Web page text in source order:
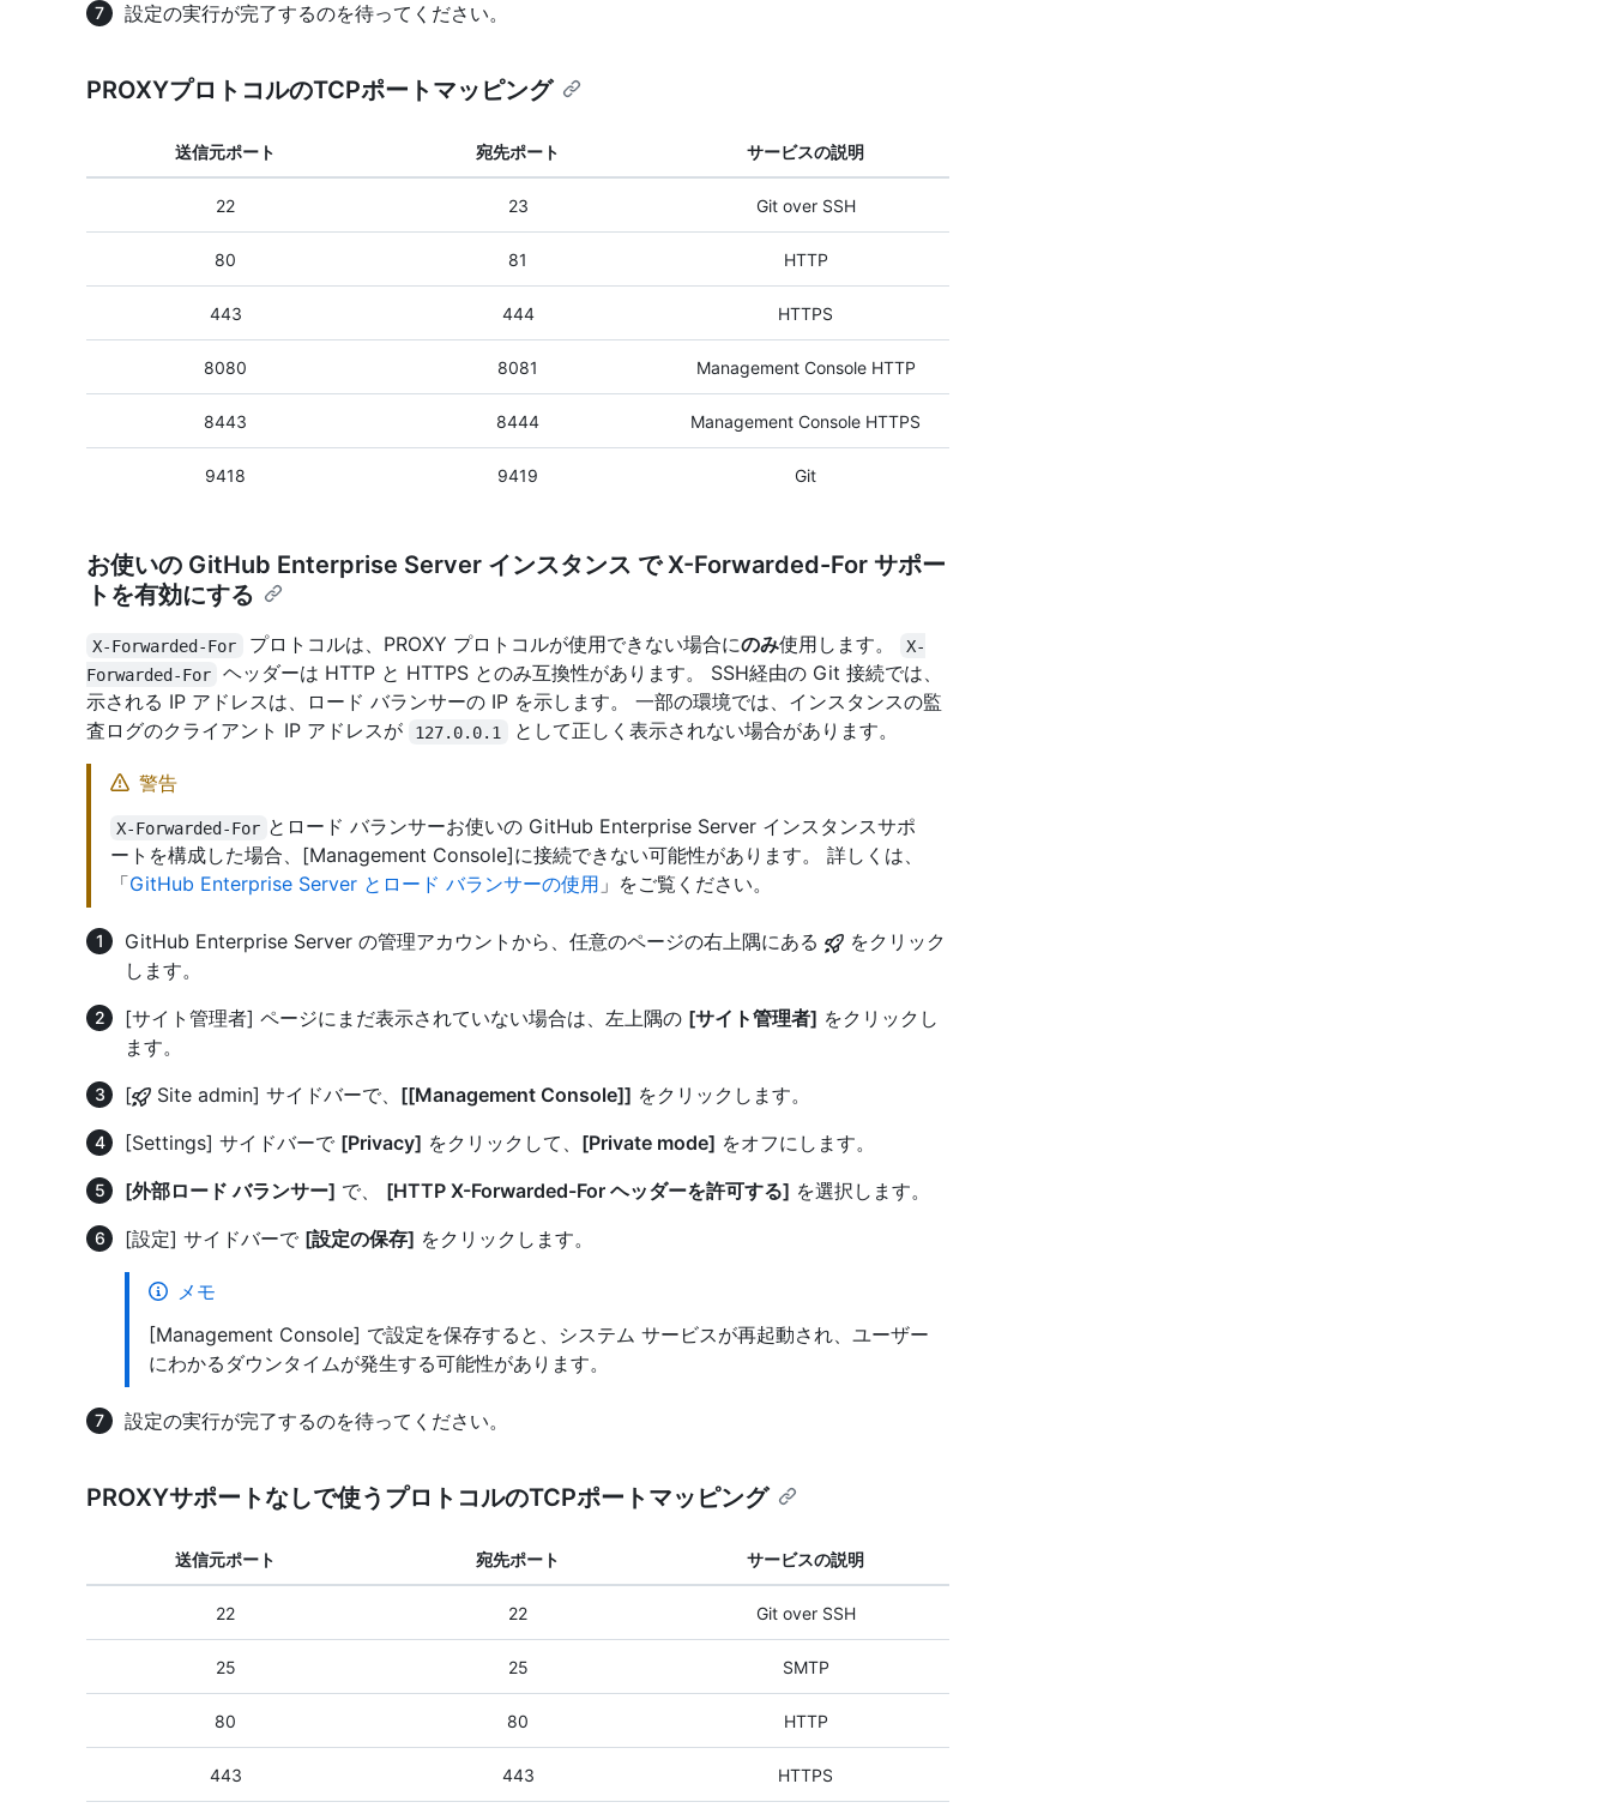
設定の実行が完了するのを待ってください。
PROXYプロトコルのTCPポートマッピング
送信元ポート 宛先ポート サービスの説明
22 23 Git over SSH
80 81 HTTP
443 444 HTTPS
8080 8081 Management Console HTTP
8443 8444 Management Console HTTPS
9418 9419 Git
お使いの GitHub Enterprise Server インスタンス で X-Forwarded-For サポー
トを有効にする
X-Forwarded-For プロトコルは、PROXY プロトコルが使用できない場合にのみ使用します。
X-
Forwarded-For
ヘッダーは HTTP と HTTPS とのみ互換性があります。 SSH経由の Git 接続では、
示される IP アドレスは、ロード バランサーの IP を示します。 一部の環境では、インスタンスの監
査ログのクライアント IP アドレスが
127.0.0.1 として正しく表示されない場合があります。
警告
X-Forwarded-For とロード バランサーお使いの GitHub Enterprise Server インスタンスサポ
ートを構成した場合、[Management Console]に接続できない可能性があります。 詳しくは、
「GitHub Enterprise Server とロード バランサーの使用 」をご覧ください。
GitHub Enterprise Server の管理アカウントから、任意のページの右上隅にある
をクリック
します。
[サイト管理者] ページにまだ表示されていない場合は、左上隅の [サイト管理者] をクリックし
ます。
[
Site admin] サイドバーで、 [[Management Console]] をクリックします。
[Settings] サイドバーで [Privacy] をクリックして、 [Private mode] をオフにします。
[外部ロード バランサー] で、 [HTTP X-Forwarded-For ヘッダーを許可する] を選択します。
[設定] サイドバーで [設定の保存] をクリックします。
メモ
[Management Console] で設定を保存すると、システム サービスが再起動され、ユーザー
にわかるダウンタイムが発生する可能性があります。
設定の実行が完了するのを待ってください。
PROXYサポートなしで使うプロトコルのTCPポートマッピング
送信元ポート 宛先ポート サービスの説明
22 22 Git over SSH
25 25 SMTP
80 80 HTTP
443 443 HTTPS